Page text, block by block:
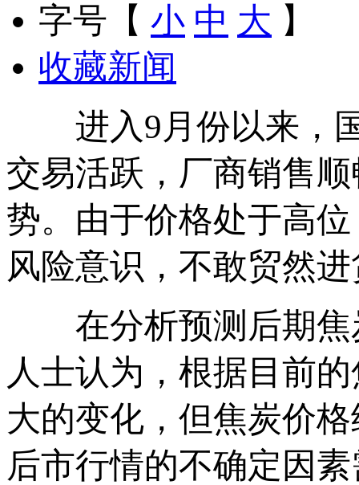
字号【 小 中 大 】
收藏新闻
进入9月份以来，国
交易活跃，厂商销售
势。由于价格处于高
风险意识，不敢贸然
在分析预测后期焦
人士认为，根据目前
大的变化，但焦炭价
后市行情的不确定因